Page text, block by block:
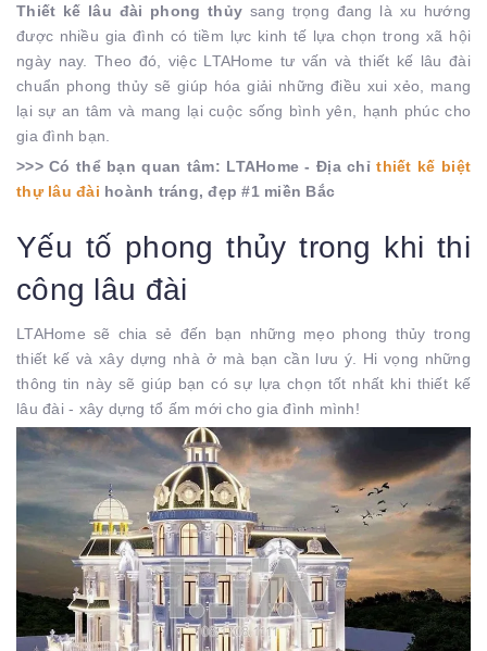
Thiết kế lâu đài phong thủy sang trọng đang là xu hướng
được nhiều gia đình có tiềm lực kinh tế lựa chọn trong xã hội
ngày nay. Theo đó, việc LTAHome tư vấn và thiết kế lâu đài
chuẩn phong thủy sẽ giúp hóa giải những điều xui xẻo, mang
lại sự an tâm và mang lại cuộc sống bình yên, hạnh phúc cho
gia đình bạn.
>>> Có thể bạn quan tâm: LTAHome - Địa chỉthiết kế biệt
thự lâu đài hoành tráng, đẹp #1 miền Bắc
Yếu tố phong thủy trong khi thi
công lâu đài
LTAHome sẽ chia sẻ đến bạn những mẹo phong thủy trong
thiết kế và xây dựng nhà ở mà bạn cần lưu ý. Hi vọng những
thông tin này sẽ giúp bạn có sự lựa chọn tốt nhất khi thiết kế
lâu đài - xây dựng tổ ấm mới cho gia đình mình!